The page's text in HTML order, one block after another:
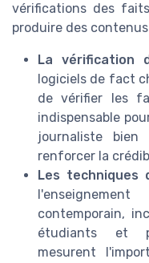
vérifications des
produire des
La vérification
logiciels de fact
de vérifier les
indispensable
journaliste
renforcer la
Les techniques
contemporain,
étudiants et
mesurent